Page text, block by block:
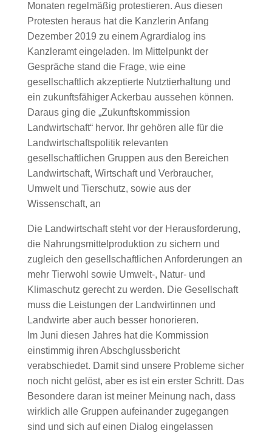
Monaten regelmäßig protestieren. Aus diesen
Protesten heraus hat die Kanzlerin Anfang
Dezember 2019 zu einem Agrardialog ins
Kanzleramt eingeladen. Im Mittelpunkt der
Gespräche stand die Frage, wie eine
gesellschaftlich akzeptierte Nutztierhaltung und
ein zukunftsfähiger Ackerbau aussehen können.
Daraus ging die „Zukunftskommission
Landwirtschaft“ hervor. Ihr gehören alle für die
Landwirtschaftspolitik relevanten
gesellschaftlichen Gruppen aus den Bereichen
Landwirtschaft, Wirtschaft und Verbraucher,
Umwelt und Tierschutz, sowie aus der
Wissenschaft, an
Die Landwirtschaft steht vor der Herausforderung,
die Nahrungsmittelproduktion zu sichern und
zugleich den gesellschaftlichen Anforderungen an
mehr Tierwohl sowie Umwelt-, Natur- und
Klimaschutz gerecht zu werden. Die Gesellschaft
muss die Leistungen der Landwirtinnen und
Landwirte aber auch besser honorieren.
Im Juni diesen Jahres hat die Kommission
einstimmig ihren Abschglussbericht
verabschiedet. Damit sind unsere Probleme sicher
noch nicht gelöst, aber es ist ein erster Schritt. Das
Besondere daran ist meiner Meinung nach, dass
wirklich alle Gruppen aufeinander zugegangen
sind und sich auf einen Dialog eingelassen